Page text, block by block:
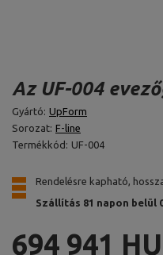
Az UF-004
Gyártó: UpForm
Sorozat: F-line
Termékkód: UF-004
Rendelésre kapható,
Szállítás 81 napon belül
694 941